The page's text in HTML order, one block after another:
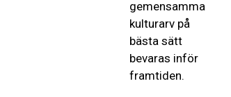
gemensamma
kulturarv på
bästa sätt
bevaras inför
framtiden.